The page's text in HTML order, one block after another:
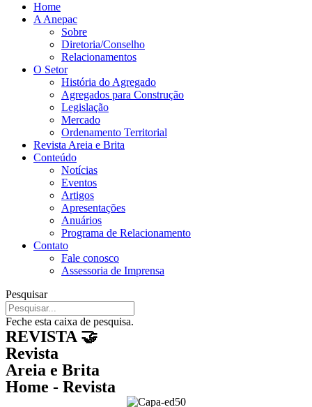
Home
A Anepac
Sobre
Diretoria/Conselho
Relacionamentos
O Setor
História do Agregado
Agregados para Construção
Legislação
Mercado
Ordenamento Territorial
Revista Areia e Brita
Conteúdo
Notícias
Eventos
Artigos
Apresentações
Anuários
Programa de Relacionamento
Contato
Fale conosco
Assessoria de Imprensa
Pesquisar
Feche esta caixa de pesquisa.
REVISTA 🤝
Revista
Areia e Brita
Home - Revista